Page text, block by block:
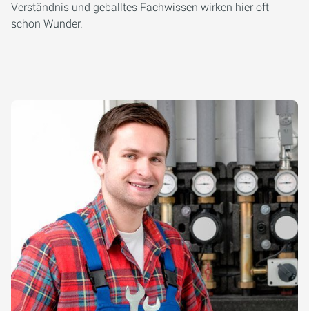
Verständnis und geballtes Fachwissen wirken hier oft
schon Wunder.